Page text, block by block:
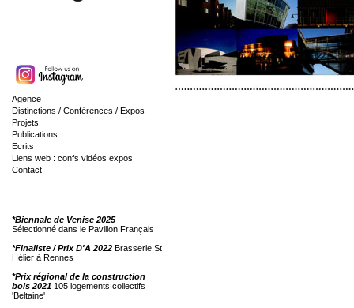
Agence
Distinctions / Conférences / Expos
Projets
Publications
Ecrits
Liens web : confs vidéos expos
Contact
*Biennale de Venise 2025
Sélectionné dans le Pavillon Français
*Finaliste / Prix D'A 2022 Brasserie St
Hélier à Rennes
*Prix régional de la construction
bois 2021 105 logements collectifs
'Beltaine'